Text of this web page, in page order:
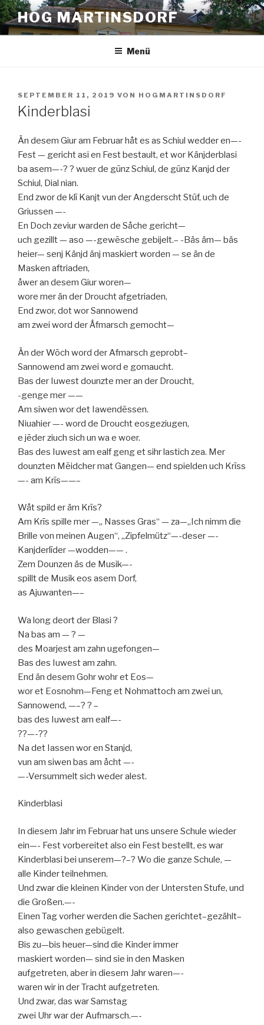
Zum
Inhalt
springen
HOG MARTINSDORF
Menü
VERÖFFENTLICHT
AM
SEPTEMBER 11, 2019 VON HOGMARTINSDORF
Kinderblasi
Än desem Giur am Februar håt es as Schiul wedder en—-
Fest — gericht asi en Fest bestault, et wor Känjderblasi
ba asem—-? ? wuer de gūnz Schiul, de gūnz Kanjd der
Schiul, Dial nian.
End zwor de klī Kanjt vun der Angderscht Stūf, uch de
Griussen —-
En Doch zeviur warden de Såche gericht—
uch gezillt — aso —-gewēsche gebijelt.– -Bäs äm— bäs
heier— senj Känjd änj maskiert worden — se än de
Masken aftriaden,
åwer an desem Giur woren—
wore mer än der Droucht afgetriaden,
End zwor, dot wor Sannowend
am zwei word der Ǻfmarsch gemocht—
Än der Wōch word der Afmarsch geprobt–
Sannowend am zwei word e gomaucht.
Bas der Iuwest dounzte mer an der Droucht,
-genge mer ——
Am siwen wor det Iawendēssen.
Niuahier —- word de Droucht eosgeziugen,
e jēder ziuch sich un wa e woer.
Bas des Iuwest am ealf geng et sihr lastich zea. Mer
dounzten Mēidcher mat Gangen— end spielden uch Krīss
—- am Krīs——–
Wåt spild er äm Krīs?
Am Krīs spille mer —„ Nasses Gras“ — za—„Ich nimm die
Brille von meinen Augen“, „Zipfelmütz“—-deser —-
Kanjderlīder —wodden—— .
Zem Dounzen äs de Musik—-
spillt de Musik eos asem Dorf,
as Ajuwanten—–
Wa long deort der Blasi ?
Na bas am — ? —
des Moarjest am zahn ugefongen—
Bas des Iuwest am zahn.
End än desem Gohr wohr et Eos—
wor et Eosnohm—Feng et Nohmattoch am zwei un,
Sannowend, —–? ? –
bas des Iuwest am ealf—-
??—-??
Na det Iassen wor en Stanjd,
vun am siwen bas am åcht —-
—-Versummelt sich weder alest.
Kinderblasi
In diesem Jahr im Februar hat uns unsere Schule wieder
ein—- Fest vorbereitet also ein Fest bestellt, es war
Kinderblasi bei unserem—?–? Wo die ganze Schule, —
alle Kinder teilnehmen.
Und zwar die kleinen Kinder von der Untersten Stufe, und
die Großen.—-
Einen Tag vorher werden die Sachen gerichtet–gezählt–
also gewaschen gebügelt.
Bis zu—bis heuer—sind die Kinder immer
maskiert worden— sind sie in den Masken
aufgetreten, aber in diesem Jahr waren—-
waren wir in der Tracht aufgetreten.
Und zwar, das war Samstag
zwei Uhr war der Aufmarsch.—-